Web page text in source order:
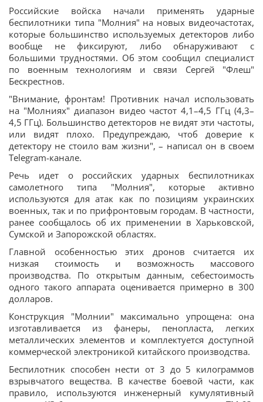
Российские войска начали применять ударные
беспилотники типа "Молния" на новых видеочастотах,
которые большинство используемых детекторов либо
вообще не фиксируют, либо обнаруживают с
большими трудностями. Об этом сообщил специалист
по военным технологиям и связи Сергей "Флеш"
Бескрестнов.
"Внимание, фронтам! Противник начал использовать
на "Молниях" диапазон видео частот 4,1–4,5 ГГц (4,3–
4,5 ГГц). Большинство детекторов не видят эти частоты,
или видят плохо. Предупреждаю, чтоб доверие к
детектору не стоило вам жизни", – написал он в своем
Telegram-канале.
Речь идет о российских ударных беспилотниках
самолетного типа "Молния", которые активно
используются для атак как по позициям украинских
военных, так и по прифронтовым городам. В частности,
ранее сообщалось об их применении в Харьковской,
Сумской и Запорожской областях.
Главной особенностью этих дронов считается их
низкая стоимость и возможность массового
производства. По открытым данным, себестоимость
одного такого аппарата оценивается примерно в 300
долларов.
Конструкция "Молнии" максимально упрощена: она
изготавливается из фанеры, пенопласта, легких
металлических элементов и комплектуется доступной
коммерческой электроникой китайского производства.
Беспилотник способен нести от 3 до 5 килограммов
взрывчатого вещества. В качестве боевой части, как
правило, используются инженерный кумулятивный